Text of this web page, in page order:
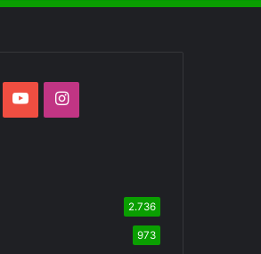
YouTubeInstagram
2.736
973